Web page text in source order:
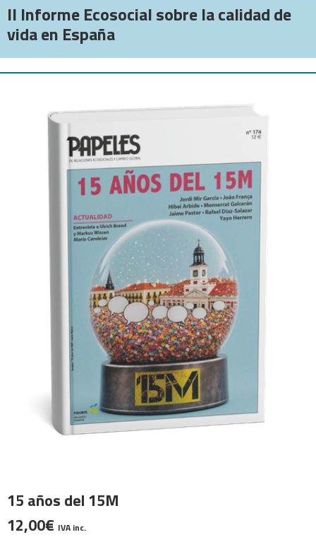
II Informe Ecosocial sobre la calidad de
vida en España
15 años del 15M
12,00€ IVA inc.